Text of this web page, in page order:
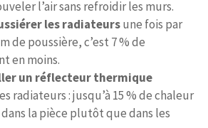
l’air sans refroidir les murs.
les radiateursune fois par
de poussière, c’est 7 % de
en moins.
un réflecteur thermique
radiateurs : jusqu’à 15 % de chaleur
la pièce plutôt que dans les